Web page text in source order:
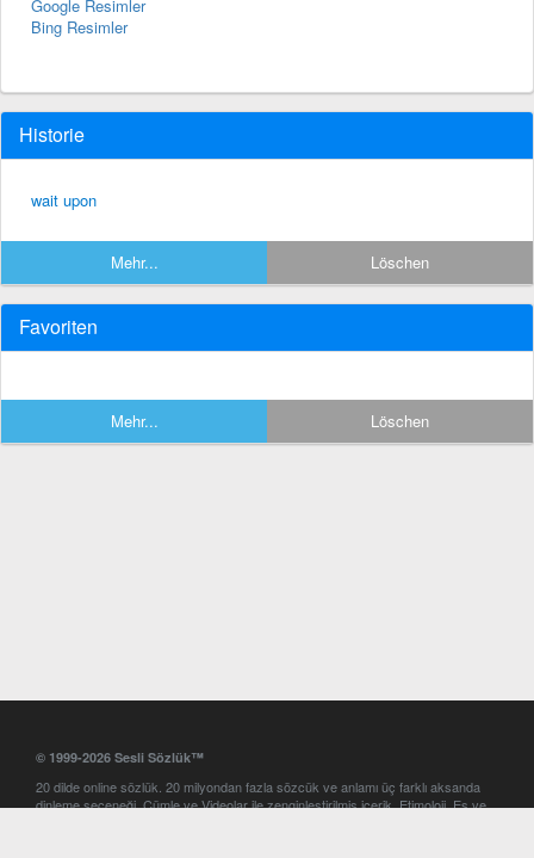
Google Resimler
Bing Resimler
Historie
wait upon
Mehr... Löschen
Favoriten
Mehr... Löschen
© 1999-2026 Sesli Sözlük™
20 dilde online sözlük. 20 milyondan fazla sözcük ve anlamı üç farklı aksanda
dinleme seçeneği. Cümle ve Videolar ile zenginleştirilmiş içerik. Etimoloji, Eş ve